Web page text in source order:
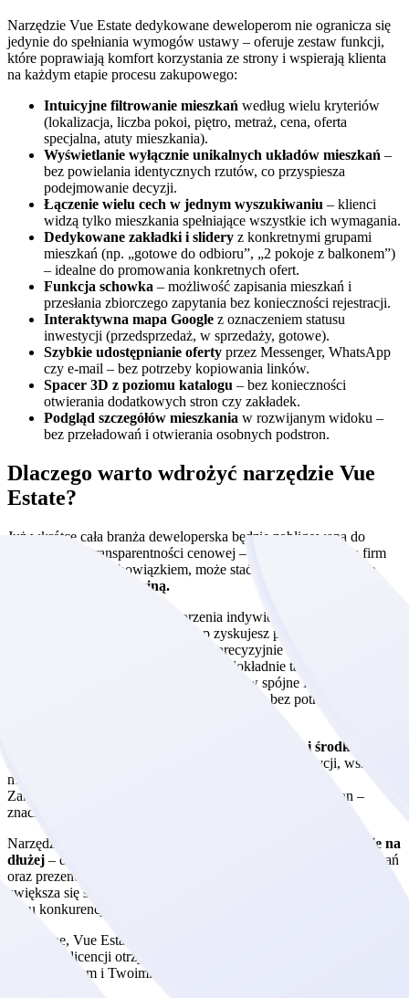
Narzędzie Vue Estate dedykowane deweloperom nie ogranicza się
jedynie do spełniania wymogów ustawy – oferuje zestaw funkcji,
które poprawiają komfort korzystania ze strony i wspierają klienta
na każdym etapie procesu zakupowego:
Intuicyjne filtrowanie mieszkań według wielu kryteriów
(lokalizacja, liczba pokoi, piętro, metraż, cena, oferta
specjalna, atuty mieszkania).
Wyświetlanie wyłącznie unikalnych układów mieszkań –
bez powielania identycznych rzutów, co przyspiesza
podejmowanie decyzji.
Łączenie wielu cech w jednym wyszukiwaniu – klienci
widzą tylko mieszkania spełniające wszystkie ich wymagania.
Dedykowane zakładki i slidery z konkretnymi grupami
mieszkań (np. „gotowe do odbioru”, „2 pokoje z balkonem”)
– idealne do promowania konkretnych ofert.
Funkcja schowka – możliwość zapisania mieszkań i
przesłania zbiorczego zapytania bez konieczności rejestracji.
Interaktywna mapa Google z oznaczeniem statusu
inwestycji (przedsprzedaż, w sprzedaży, gotowe).
Szybkie udostępnianie oferty przez Messenger, WhatsApp
czy e-mail – bez potrzeby kopiowania linków.
Spacer 3D z poziomu katalogu – bez konieczności
otwierania dodatkowych stron czy zakładek.
Podgląd szczegółów mieszkania w rozwijanym widoku –
bez przeładowań i otwierania osobnych podstron.
Dlaczego warto wdrożyć narzędzie Vue
Estate?
Już wkrótce cała branża deweloperska będzie zobligowana do
bezwzględnej transparentności cenowej – ale to, co dla wielu firm
będzie wyłącznie obowiązkiem, może stać się dla Ciebie
realną
przewagą konkurencyjną.
Dzięki Vue Estate i funkcji tworzenia indywidualnych linków do
mieszkań lub ich konkretnych grup zyskujesz pełną kontrolę nad
kampaniami reklamowymi. Możesz precyzyjnie mierzyć
skuteczność działań marketingowych, dokładnie tagować źródła
ruchu i przekształcać podstrony ofertowe w spójne Landing Page z
banerem i dedykowanym opisem – wszystko bez potrzeby
oszczędność czasu i środków
zamiast budować osobne podstrony dla każdej inwestycji, wszystkie
mieszkania prezentujesz w jednym, wspólnym katalogu.
Zarządzanie ofertą staje się prostsze, a wprowadzanie zmian –
znacznie szybsze.
Narzędzie pomaga również
zatrzymać użytkownika na stronie na
dłużej – dzięki inteligentnym podpowiedziom podobnych mieszkań
oraz prezentacji innych inwestycji tego samego dewelopera
zwiększa się szansa, że klient zostawi kontakt właśnie u Ciebie, a
nie u konkurencji.
Co ważne, Vue Estate to
W ramach licencji otrzymujesz dostęp do funkcji, które zmieniają się
wraz z rynkiem i Twoimi potrzebami.